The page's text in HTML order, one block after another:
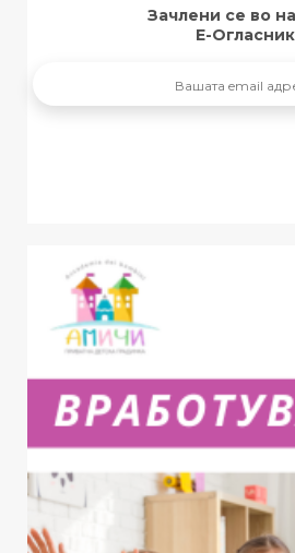
Зачлени се во
Е-Огласник